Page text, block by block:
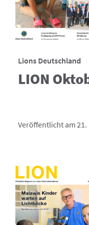
Lions Deutschland
LION
Veröffentlicht am 21.